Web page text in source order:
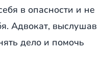
в опасности и не
Адвокат, выслушав
дело и помочь